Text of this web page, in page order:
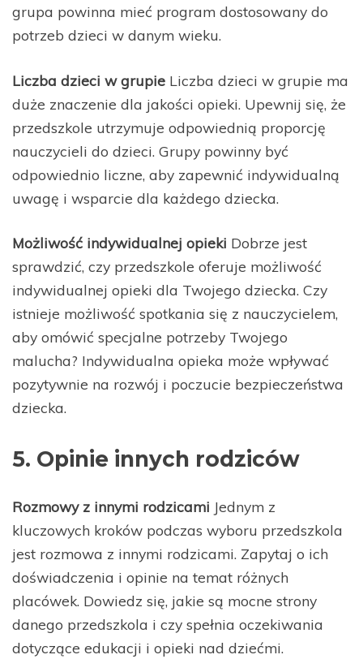
grupa powinna mieć program dostosowany do
potrzeb dzieci w danym wieku.
Liczba dzieci w grupie Liczba dzieci w grupie ma
duże znaczenie dla jakości opieki. Upewnij się, że
przedszkole utrzymuje odpowiednią proporcję
nauczycieli do dzieci. Grupy powinny być
odpowiednio liczne, aby zapewnić indywidualną
uwagę i wsparcie dla każdego dziecka.
Możliwość indywidualnej opieki Dobrze jest
sprawdzić, czy przedszkole oferuje możliwość
indywidualnej opieki dla Twojego dziecka. Czy
istnieje możliwość spotkania się z nauczycielem,
aby omówić specjalne potrzeby Twojego
malucha? Indywidualna opieka może wpływać
pozytywnie na rozwój i poczucie bezpieczeństwa
dziecka.
5. Opinie innych rodziców
Rozmowy z innymi rodzicami Jednym z
kluczowych kroków podczas wyboru przedszkola
jest rozmowa z innymi rodzicami. Zapytaj o ich
doświadczenia i opinie na temat różnych
placówek. Dowiedz się, jakie są mocne strony
danego przedszkola i czy spełnia oczekiwania
dotyczące edukacji i opieki nad dziećmi.